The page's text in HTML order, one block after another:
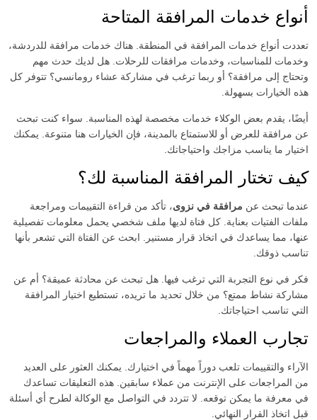
أنواع خدمات المرافقة المتاحة
تعددت أنواع خدمات المرافقة في المنطقة. هناك خدمات مرافقة للدردشة،
وخدمات للمناسبات، وخدمات مرافقات للرحلات. هل لديك حدث مهم
وتحتاج إلى مرافقة؟ أو ربما ترغب في مشاركة عشاء رومانسي؟ تتوفر كل
هذه الخيارات بسهولة.
أيضًا، يقدم بعض الوكلاء خدمات مخصصة لهذه المناسبة. سواء كنت تبحث
عن مرافقة للعرض أو للاستمتاع بالمدينة، فإن الخيارات هنا متنوعة. يمكنك
اختيار ما يناسب مزاجك واحتياجاتك.
كيف تختار المرافقة المناسبة لك؟
عندما تبحث عن مرافقة في نزوى، تأكد من قراءة التقييمات ومراجعة
ملفات الفتيات بعناية. كل فتاة لديها ملف شخصي يحمل معلومات تفصيلية
عنها، مما يساعدك في اتخاذ قرار مستنير. ابحث عن الفتاة التي تشعر بأنها
تناسب ذوقك.
فكر في نوع التجربة التي ترغب فيها. هل تبحث عن محادثة عميقة؟ أم عن
مشاركة نشاط ممتع؟ من خلال تحديد ما تريده، تستطيع اختيار المرافقة
التي تناسب احتياجاتك.
تجارب العملاء والمراجعات
الآراء والتقييمات تلعب دوراً مهماً في اختيارك. يمكنك العثور على العديد
من المراجعات على الإنترنت من عملاء سابقين. هذه التعليقات تساعدك
في معرفة ما يمكن توقعه. لا تتردد في التواصل مع الوكالة لطرح أي أسئلة
قبل اتخاذ القرار النهائي.